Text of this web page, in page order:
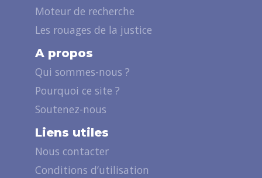
Moteur de recherche
Les rouages de la justice
A propos
Qui sommes-nous ?
Pourquoi ce site ?
Soutenez-nous
Liens utiles
Nous contacter
Conditions d’utilisation